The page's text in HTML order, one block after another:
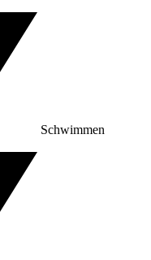
Schwimmen